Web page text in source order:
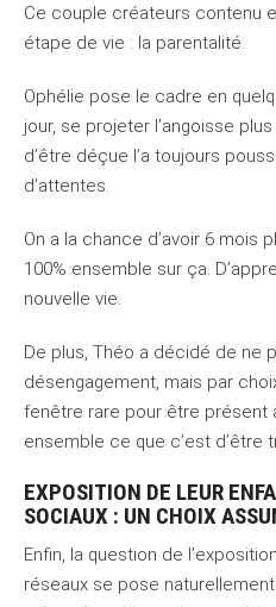
Ce couple créateurs contenu
étape de vie : la parentalité.
Ophélie pose le cadre en
jour, se projeter l’angoisse
d’être déçue l’a toujours
d’attentes.
On a la chance d’avoir 6 mois
100% ensemble sur ça.
nouvelle vie.
De plus, Théo a décidé de ne
désengagement, mais par
fenêtre rare pour être présent
ensemble ce que c’est d’être
EXPOSITION DE LEUR
SOCIAUX : UN CHOIX
Enfin, la question de
réseaux se pose